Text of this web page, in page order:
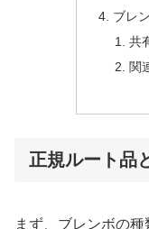
ブレ
共
関
正規ルート品
まず、ブレンボの種